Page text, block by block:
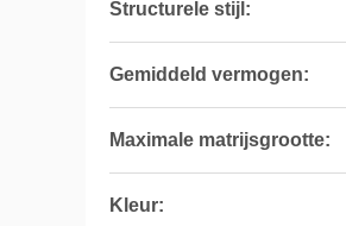
Structurele stijl:
Gemiddeld vermogen:
Maximale matrijsgrootte:
Kleur: